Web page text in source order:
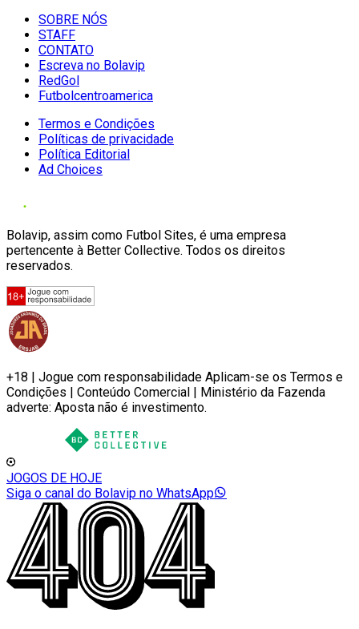
SOBRE NÓS
STAFF
CONTATO
Escreva no Bolavip
RedGol
Futbolcentroamerica
Termos e Condições
Políticas de privacidade
Política Editorial
Ad Choices
Bolavip, assim como Futbol Sites, é uma empresa
pertencente à Better Collective. Todos os direitos
reservados.
+18 | Jogue com responsabilidade Aplicam-se os Termos e
Condições | Conteúdo Comercial | Ministério da Fazenda
adverte: Aposta não é investimento.
JOGOS DE HOJE
Siga o canal do Bolavip no WhatsApp